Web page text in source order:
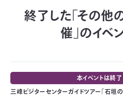
寄
付
日
終了した「その他
催」のイベ
本イベントは終了
三峰ビジターセンターガイドツアー「石垣の